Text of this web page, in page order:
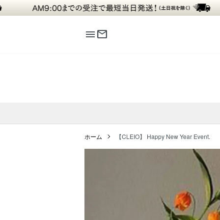
menumail
ホーム 【CLEIO】 Happy New Year Event.